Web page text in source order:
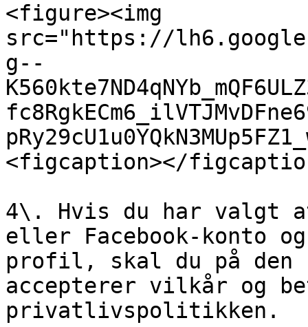
<figure><img
src="https://
g--
<figcaption></
4\. Hvis du har valgt
eller Facebook-konto
profil, skal du på den
accepterer vilkår og
privatlivspolitikken.